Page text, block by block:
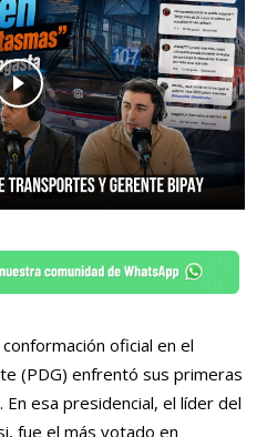
oficial en el
(PDG) enfrentó sus primeras
esa presidencial, el líder del
fue el más votado en